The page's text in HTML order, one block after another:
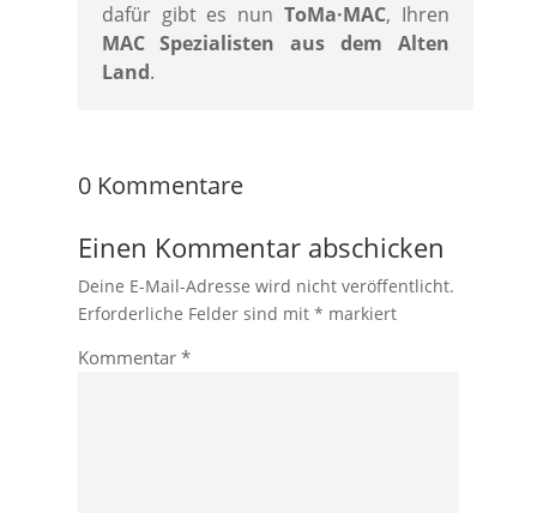
dafür gibt es nun ToMa·MAC, Ihren
MAC Spezialisten aus dem Alten
Land.
0 Kommentare
Einen Kommentar abschicken
Deine E-Mail-Adresse wird nicht veröffentlicht.
Erforderliche Felder sind mit * markiert
Kommentar *